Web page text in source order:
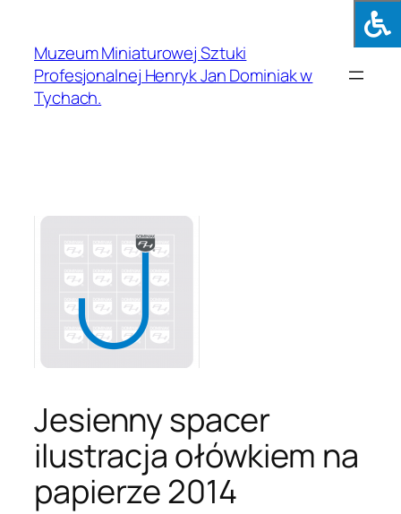
Muzeum Miniaturowej Sztuki
Profesjonalnej Henryk Jan Dominiak w
Tychach.
Jesienny spacer
ilustracja ołówkiem na
papierze 2014